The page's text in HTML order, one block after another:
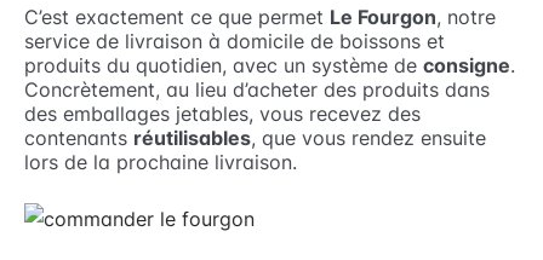
C’est exactement ce que permet Le Fourgon, notre
service de livraison à domicile de boissons et
produits du quotidien, avec un système de consigne.
Concrètement, au lieu d’acheter des produits dans
des emballages jetables, vous recevez des
contenants réutilisables, que vous rendez ensuite
lors de la prochaine livraison.